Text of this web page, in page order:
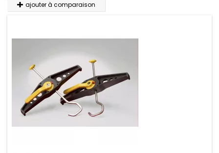
ajouter à comparaison